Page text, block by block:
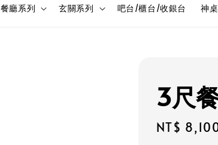
餐廳系列 玄關系列 吧台/櫃台/收銀台 神桌
3尺
Regular
NT$